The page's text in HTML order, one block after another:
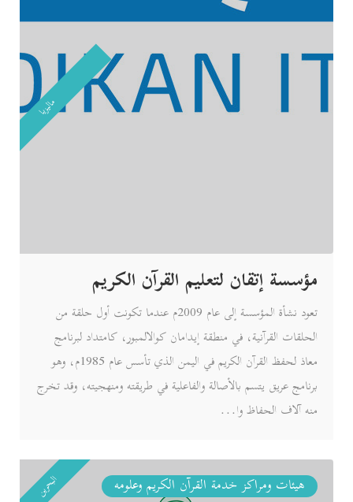
ماليزيا
مؤسسة إتقان لتعليم القرآن الكريم
تعود نشأة المؤسسة إلى عام 2009م عندما تكونت أول حلقة من
الحلقات القرآنية، في منطقة إيدامان كوالالمبور، كامتداد لبرنامج
معاذ لحفظ القرآن الكريم في اليمن الذي تأسس عام 1985م، وهو
برنامج عريق يتسم بالأصالة والفاعلية في طريقته ومنهجيته، وقد تخرج
منه آلاف الحفاظ وا...
هيئات ومراكز خدمة القرآن الكريم وعلومه البحرين